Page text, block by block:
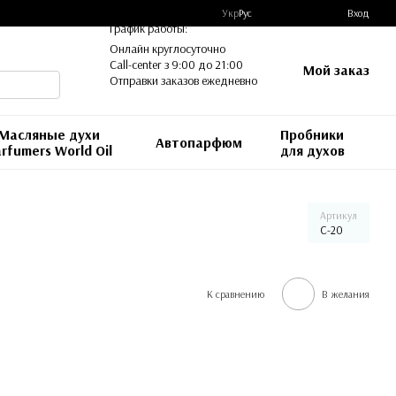
УкрРус Вход
График работы:
Онлайн круглосуточно
Call-center з 9:00 до 21:00
Отправки заказов ежедневно
Мой заказ
духи
World Oil
Автопарфюм
Пробники
для духов
Артикул
C-20
К сравнению В желания